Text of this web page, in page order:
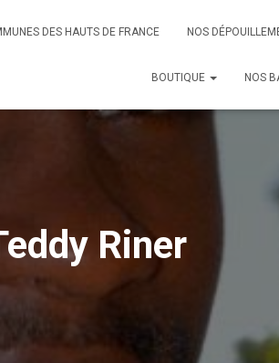
DES HAUTS DE FRANCE NOS
BOUTIQUE NOS
Riner